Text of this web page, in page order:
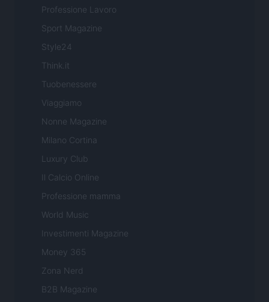
Professione Lavoro
Sport Magazine
Style24
Think.it
Tuobenessere
Viaggiamo
Nonne Magazine
Milano Cortina
Luxury Club
Il Calcio Online
Professione mamma
World Music
Investimenti Magazine
Money 365
Zona Nerd
B2B Magazine